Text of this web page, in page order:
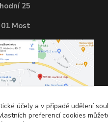
25
Most
účely a v případě udělení
preferencí cookies